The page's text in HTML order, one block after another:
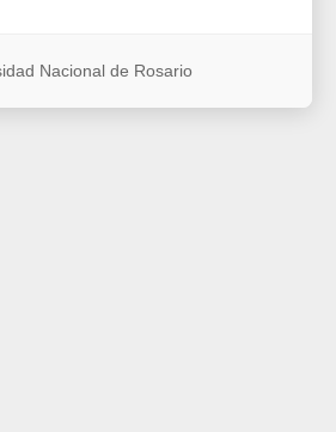
Nacional de Rosario